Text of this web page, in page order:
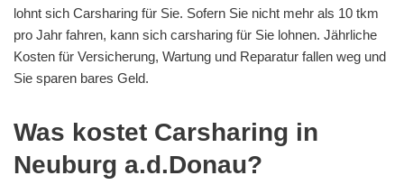
lohnt sich Carsharing für Sie. Sofern Sie nicht mehr als 10 tkm
pro Jahr fahren, kann sich carsharing für Sie lohnen. Jährliche
Kosten für Versicherung, Wartung und Reparatur fallen weg und
Sie sparen bares Geld.
Was kostet Carsharing in
Neuburg a.d.Donau?